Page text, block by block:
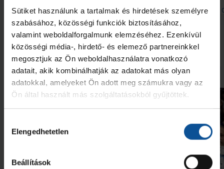
Sütiket használunk a tartalmak és hirdetések személyre
szabásához, közösségi funkciók biztosításához,
valamint weboldalforgalmunk elemzéséhez. Ezenkívül
közösségi média-, hirdető- és elemező partnereinkkel
megosztjuk az Ön weboldalhasználatra vonatkozó
adatait, akik kombinálhatják az adatokat más olyan
adatokkal, amelyeket Ön adott meg számukra vagy az
Ön által használt más szolgáltatásokból gyűjtöttek.
kiválasztása
Elengedhetetlen
Beállítások
Megnézem az összeset
Handball Family 2026. aug. 07. Handball Family 2026. aug.
További friss hírek